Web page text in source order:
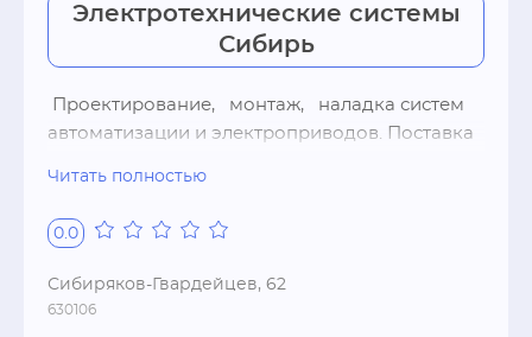
размещения дает возможность исключить
дополнительные расходы на доставку и
исключения — клиентов. Равенство
положений и единство целей – то, что
Электротехнические системы
Сибирь
 Проектирование,   монтаж,   наладка систем
автоматизации и электроприводов. Поставка
НВА DEKraft,   Schneider
Electric. Технологическое сопровождение,
гарантийное и сервисное обслуживание.
Читать полностью
0.0
Сибиряков-Гвардейцев, 62
630106